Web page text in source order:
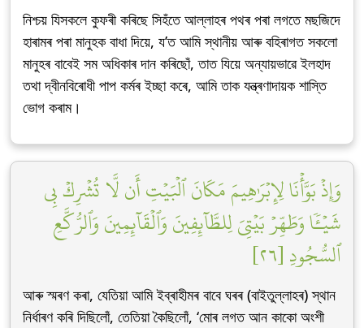
নিশ্চয় যিসকলে কুফৰী কৰিছে সিহঁতে আল্লাহৰ পথৰ পৰা লগতে মছজিদে
হাৰামৰ পৰা মানুহক বাধা দিয়ে, য’ত আমি স্থানীয় আৰু বহিৰাগত সকলো
মানুহৰ বাবেই সম অধিকাৰ দান কৰিছোঁ, তাত যিয়ে অন্যায়ভাৱে ইলহাদ
তথা দ্বীনবিৰোধী পাপ কৰ্মৰ ইচ্ছা কৰে, আমি তাক যন্ত্ৰণাদায়ক শাস্তি
ভোগ কৰাম।
وَإِذۡ بَوَّأۡنَا لِإِبۡرَٰهِيمَ مَكَانَ ٱلۡبَيۡتِ أَن لَّا تُشۡرِكۡ بِي
شَيۡـٔٗا وَطَهِّرۡ بَيۡتِيَ لِلطَّآئِفِينَ وَٱلۡقَآئِمِينَ وَٱلرُّكَّعِ
ٱلسُّجُودِ [٢٦]
আৰু স্মৰণ কৰা, যেতিয়া আমি ইব্ৰাহীমৰ বাবে ঘৰৰ (বাইতুল্লাহৰ) স্থান
নিৰ্ধাৰণ কৰি দিছিলোঁ, তেতিয়া কৈছিলোঁ, ‘মোৰ লগত আন কাকো অংশী